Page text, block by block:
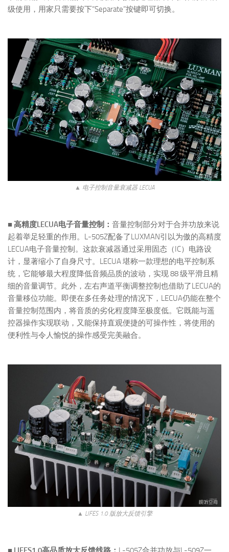
级使用，用家只需要按下“Separate”按键即可切换。
▲ 电子控制音量衰减器 LECUA
■ 高精度LECUA电子音量控制： 音量控制部分对于合并功放来说
起着举足轻重的作用。L-505Z配备了LUXMAN引以为傲的高精度
LECUA电子音量控制。这款衰减器通过采用固态（IC）电路设
计，显著缩小了自身尺寸。LECUA 堪称一款理想的电平控制系
统，它能够最大程度降低音频品质的波动，实现 88 级平滑且精
细的音量调节。此外，左右声道平衡调整控制也借助了LECUA的
音量移位功能。即便在多任务处理的情况下，LECUA仍能在整个
音量控制范围内，将音质的劣化程度降至极度低。它既能与遥
控器操作实现联动，又能保持直观便捷的可操作性，将使用的
便利性与令人愉悦的操作感受完美融合。
▲ LIFES 1.0 版放大反馈引擎